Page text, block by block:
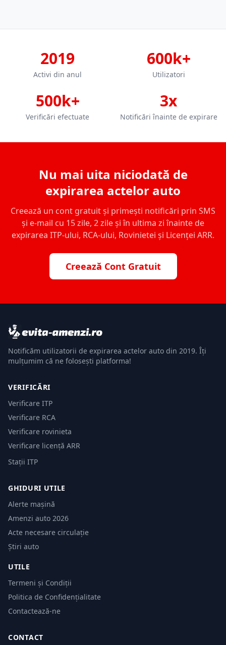
2019
Activi din anul
600k+
Utilizatori
500k+
Verificări efectuate
3x
Notificări înainte de expirare
Nu mai uita niciodată de
expirarea actelor auto
Creează un cont gratuit și primești notificări prin SMS
și e-mail cu 15 zile, 2 zile și în ultima zi înainte de
expirarea ITP-ului, RCA-ului, Rovinietei și Licenței ARR.
Creează Cont Gratuit
Notificăm utilizatorii de expirarea actelor auto din 2019. Îți
mulțumim că ne folosești platforma!
VERIFICĂRI
Verificare ITP
Verificare RCA
Verificare rovinieta
Verificare licență ARR
Stații ITP
GHIDURI UTILE
Alerte mașină
Amenzi auto 2026
Acte necesare circulație
Știri auto
UTILE
Termeni și Condiții
Politica de Confidențialitate
Contactează-ne
CONTACT